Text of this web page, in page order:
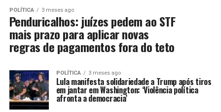
POLÍTICA 3 meses ago
Penduricalhos: juízes pedem ao STF
mais prazo para aplicar novas
regras de pagamentos fora do teto
POLÍTICA 3 meses ago
Lula manifesta solidariedade a Trump após tiros
em jantar em Washington: ‘Violência política
afronta a democracia’